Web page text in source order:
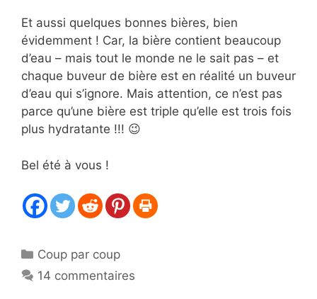
Et aussi quelques bonnes bières, bien
évidemment ! Car, la bière contient beaucoup
d’eau – mais tout le monde ne le sait pas – et
chaque buveur de bière est en réalité un buveur
d’eau qui s’ignore. Mais attention, ce n’est pas
parce qu’une bière est triple qu’elle est trois fois
plus hydratante !!! 😉
Bel été à vous !
Catégories
Coup par coup
14 commentaires